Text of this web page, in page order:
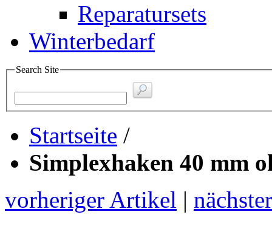
Reparatursets
Winterbedarf
Search Site
Startseite /
Simplexhaken 40 mm
vorheriger Artikel |